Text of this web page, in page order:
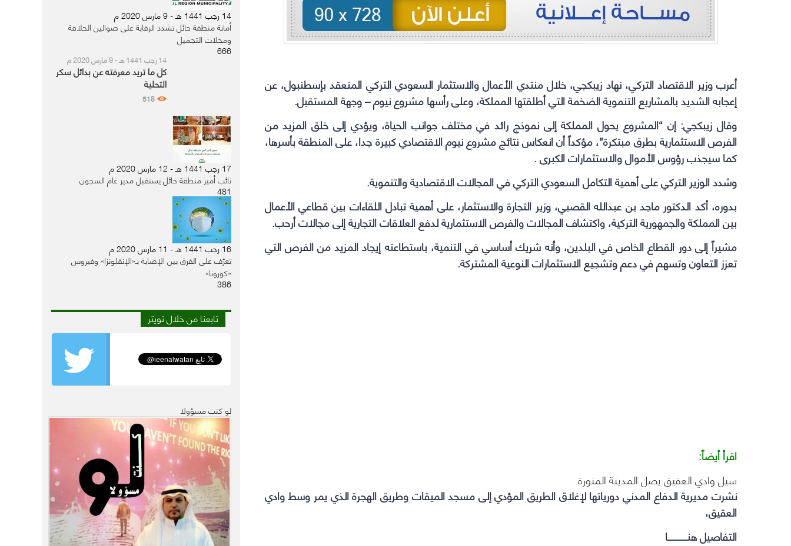
أعرب وزير الاقتصاد التركي، نهاد زيبكجي، خلال منتدي الأعمال والاستثمار السعودي التركي المنعقد بإسطنبول، عن
إعجابه الشديد بالمشاريع التنموية الضخمة التي أطلقتها المملكة، وعلى رأسها مشروع نيوم – وجهة المستقبل.
وقال زيبكجي: إن “المشروع يحول المملكة إلى نموذج رائد في مختلف جوانب الحياة، ويؤدي إلى خلق المزيد من
الفرص الاستثمارية بطرق مبتكرة”،مؤكداً أن انعكاس نتائج مشروع نيوم الاقتصادي كبيرة جدا، على المنطقة بأسرها،
كما سيجذب رؤوس الأموال والاستثمارات الكبرى.
وشدد الوزير التركي على أهمية التكامل السعودي التركي في المجالات الاقتصادية والتنموية.
بدوره، أكد الدكتور ماجد بن عبدالله القصبي، وزير التجارة والاستثمار، على أهمية تبادل اللقاءات بين قطاعي الأعمال
بين المملكة والجمهورية التركية، واكتشاف المجالات والفرص الاستثمارية لدفع العلاقات التجارية إلى مجالات أرحب.
مشيراً إلى دور القطاع الخاص في البلدين، وأنه شريك أساسي في التنمية، باستطاعته إيجاد المزيد من الفرص التي
تعزز التعاون وتسهم في دعم وتشجيع الاستثمارات النوعية المشتركة.
اقرأ أيضاً:
سيل وادي العقيق يصل المدينة المنورة
نشرت مديرية الدفاع المدني دورياتها لإغلاق الطريق المؤدي إلى مسجد الميقات وطريق الهجرة الذي يمر وسط وادي
العقيق،
التفاصيل هنـــــــــــا
in
new
window)
in
new
window)
in
new
window)
in
new
window)
14 رجب 1441 هـ - 9 مارس 2020 م
أمانة منطقة حائل تشدد الرقابة على صوالين الحلاقة
ومحلات التجميل
666
14 رجب 1441 هـ - 9 مارس 2020 م
كل ما تريد معرفته عن بدائل سكر
التحلية
518
17 رجب 1441 هـ - 12 مارس 2020 م
نائب أمير منطقة حائل يستقبل مدير عام السجون
481
16 رجب 1441 هـ - 11 مارس 2020 م
تعرّف على الفرق بين الإصابة بـ«الإنفلونزا» وفيروس
«كورونا»
386
تابعنا من خلال تويتر
لو كنت مسؤولا